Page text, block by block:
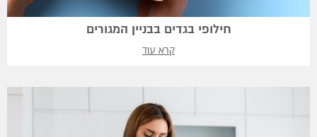
חילופי בגדים בבניין המגורים
קרא עוד